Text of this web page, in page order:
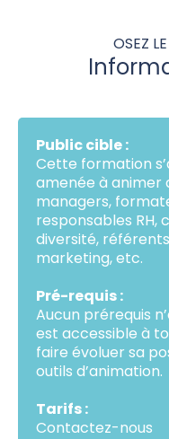
OSEZ
Public cible :
Cette formation
amenée à animer
managers,
responsables RH,
diversité,
marketing, etc.
Pré-requis :
Aucun prérequis
est accessible à
faire évoluer sa
outils d’animation.
Tarifs :
Contactez-nous